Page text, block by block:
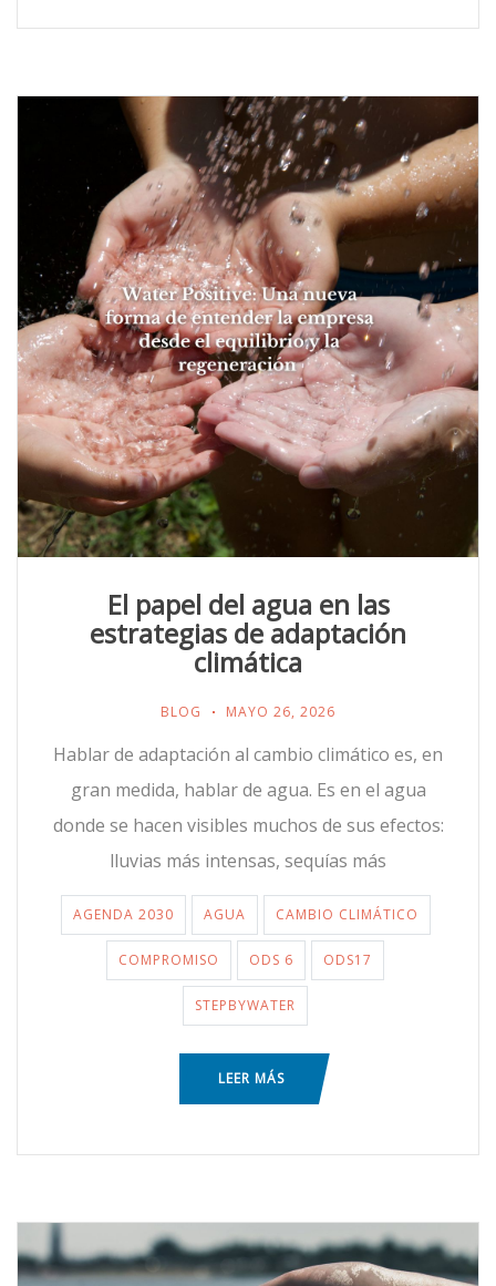
El papel del agua en las
estrategias de adaptación
climática
BLOG MAYO 26, 2026
Hablar de adaptación al cambio climático es, en
gran medida, hablar de agua. Es en el agua
donde se hacen visibles muchos de sus efectos:
lluvias más intensas, sequías más
AGENDA 2030 AGUA CAMBIO CLIMÁTICO
COMPROMISO ODS 6 ODS17
STEPBYWATER
LEER MÁS